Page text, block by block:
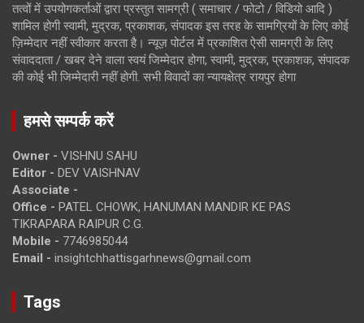
तत्वों में उपयोगकर्ताओं द्वारा प्रस्तुत सामग्री ( समाचार / फोटो / विडियो आदि )
शामिल होगी स्वामी, मुद्रक, प्रकाशक, संपादक इस तरह के सामग्रियों के लिए कोई
ज़िम्मेदार नहीं स्वीकार करता है। न्यूज़ पोर्टल में प्रकाशित ऐसी सामग्री के लिए
संवाददाता / खबर देने वाला स्वयं जिम्मेदार होगा, स्वामी, मुद्रक, प्रकाशक, संपादक
की कोई भी जिम्मेदारी नहीं होगी. सभी विवादों का न्यायक्षेत्र रायपुर होगा
हमसे सम्पर्क करें
Owner - VISHNU SAHU
Editor - DEV VAISHNAV
Associate -
Office - PATEL CHOWK, HANUMAN MANDIR KE PAS
TIKRAPARA RAIPUR C.G.
Mobile - 7746985044
Email - insightchhattisgarhnews@gmail.com
Tags